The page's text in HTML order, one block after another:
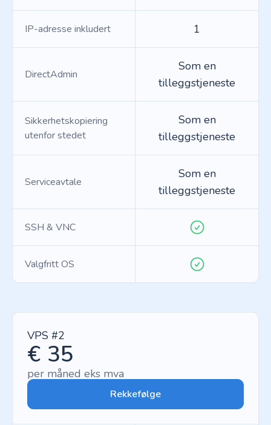
IP-adresse inkludert 1
DirectAdmin
Som en
tilleggstjeneste
Sikkerhetskopiering
utenfor stedet
Som en
tilleggstjeneste
Serviceavtale
Som en
tilleggstjeneste
SSH & VNC
Valgfritt OS
VPS #2
€ 35
per måned eks mva
Rekkefølge